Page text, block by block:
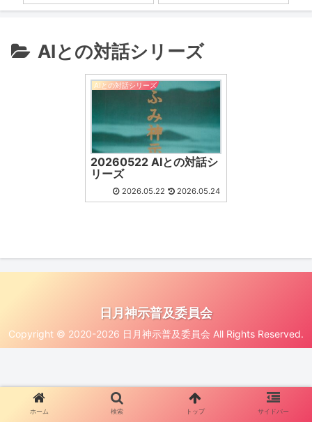
AIとの対話シリーズ
AIとの対話シリーズ
20260522 AIとの対話シ
リーズ
2026.05.22 2026.05.24
日月神示普及委員会
Copyright © 2020-2026 日月神示普及委員会 All Rights Reserved.
ホーム 検索 トップ サイドバー